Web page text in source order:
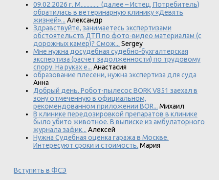
09.02.2026 г. М............. (далее – Истец, Потребитель)
обратилась в ветеринарную клинику «Девять
жизней»... Александр
Здравствуйте, занимаетесь экспертизами
обстоятельств ДТП по фото-видео материалам (с
дорожных камер)? Смож... Sergey
Мне нужна досудебная судебно-бухгалтерская
экспертиза (расчет задолженности) по трудовому
спору. На руках е... Анастасия
образование плесени, нужна экспертиза для суда
Анна
Добрый день. Робот-пылесос BORK V851 заехал в
зону отмеченную в официальном,
рекомендованном приложении BOR... Михаил
В клинике передозировкой препаратов в клинике
было убито животное. В выписке из амбулаторного
журнала зафик... Алексей
Нужна Судебная оценка гаража в Москве.
Интересуют сроки и стоимость. Мария
Вступить в ФСЭ